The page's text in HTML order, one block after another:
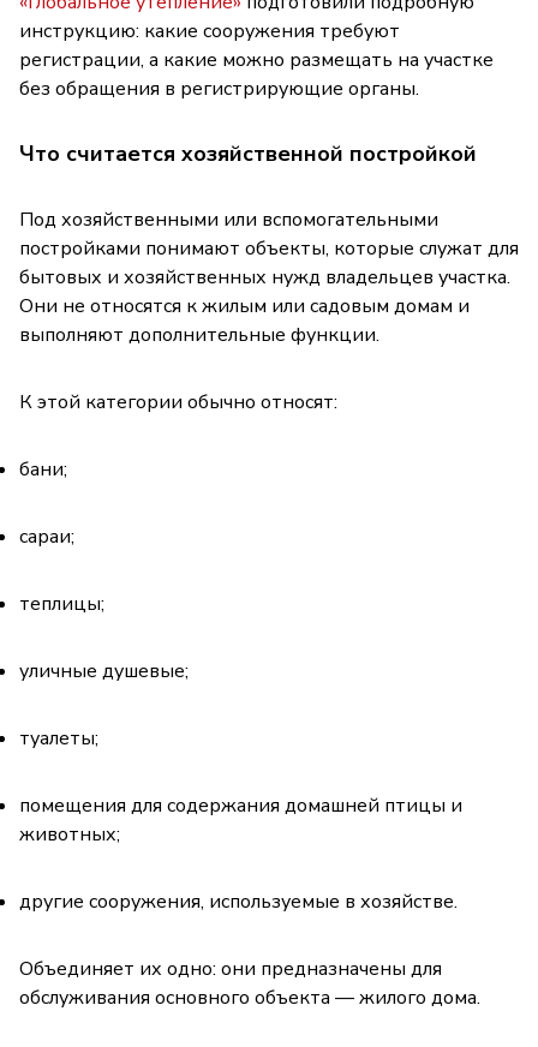
инструкцию: какие сооружения требуют
регистрации, а какие можно размещать на участке
без обращения в регистрирующие органы.
Что считается хозяйственной постройкой
Под хозяйственными или вспомогательными
постройками понимают объекты, которые служат для
бытовых и хозяйственных нужд владельцев участка.
Они не относятся к жилым или садовым домам и
выполняют дополнительные функции.
К этой категории обычно относят:
бани;
сараи;
теплицы;
уличные душевые;
туалеты;
помещения для содержания домашней птицы и
животных;
другие сооружения, используемые в хозяйстве.
Объединяет их одно: они предназначены для
обслуживания основного объекта — жилого дома.